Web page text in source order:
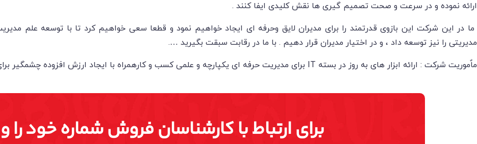
ارائه نموده و در سرعت و صحت تصمیم گیری ها نقش کلیدی ایفا کنند .
ما در این شرکت این بازوی قدرتمند را برای مدیران لایق وحرفه ای ایجاد خواهیم نمود و قطعا سعی خواهیم کرد تا با توسعه علم
مدیریتی را نیز توسعه داد ، و در اختیار مدیران قرار دهیم . با ما در رقابت سبقت بگیرید ….
ماٌموریت شرکت : ارائه ابزار های به روز در بسته IT برای مدیریت حرفه ای یکپارچه و علمی کسب و کارهمراه با ایجاد ارزش افزوده چشمگیر برای مشتریان.
برای ارتباط با کارشناسان فروش شماره خود را